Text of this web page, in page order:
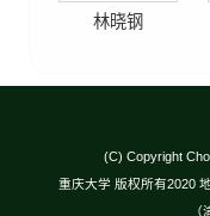
林晓钢
(C) Copyright
重庆大学 版权所有2020